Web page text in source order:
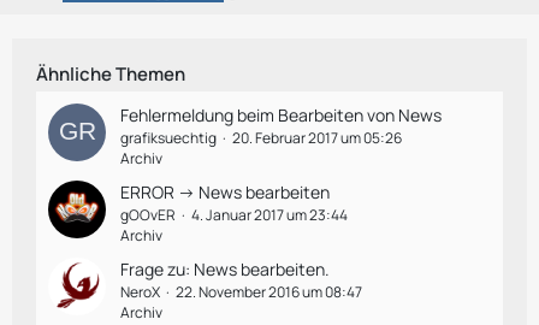
Ähnliche Themen
Fehlermeldung beim Bearbeiten von News
grafiksuechtig
20. Februar 2017 um 05:26
Archiv
ERROR -> News bearbeiten
gOOvER
4. Januar 2017 um 23:44
Archiv
Frage zu: News bearbeiten.
NeroX
22. November 2016 um 08:47
Archiv